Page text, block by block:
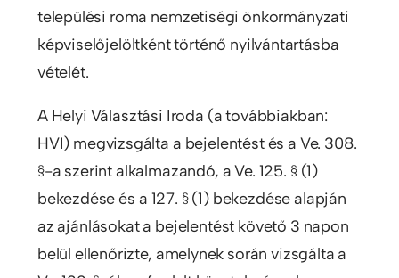
települési roma nemzetiségi önkormányzati
képviselőjelöltként történő nyilvántartásba
vételét.
A Helyi Választási Iroda (a továbbiakban:
HVI) megvizsgálta a bejelentést és a Ve. 308.
§-a szerint alkalmazandó, a Ve. 125. § (1)
bekezdése és a 127. § (1) bekezdése alapján
az ajánlásokat a bejelentést követő 3 napon
belül ellenőrizte, amelynek során vizsgálta a